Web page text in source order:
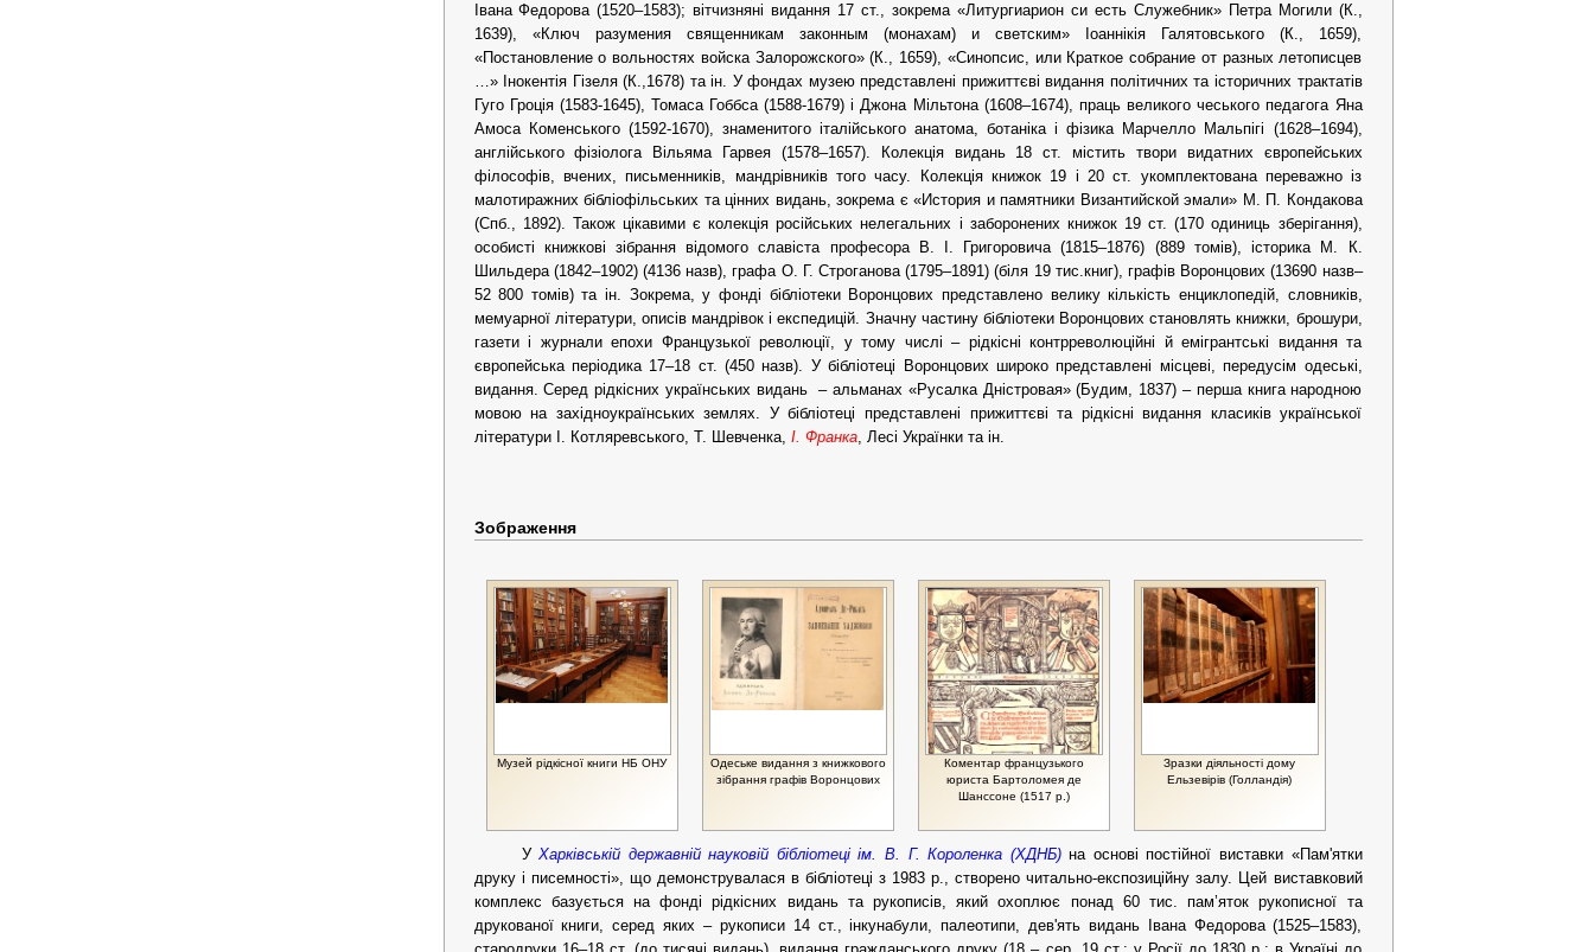
Івана Федорова (1520–1583); вітчизняні видання 17 ст., зокрема «Литургиарион си eсть Служебник» Петра Могили (К.,
1639), «Ключ разумения священникам законным (монахам) и светским» Іоаннікія Галятовського (К., 1659),
«Постановление о вольностях войска Залорожского» (К., 1659), «Синопсис, или Краткое собрание от разных летописцев
…» Інокентія Гізеля (К.,1678) та ін. У фондах музею представлені прижиттєві видання політичних та історичних трактатів
Гуго Гроція (1583-1645), Томаса Гоббса (1588-1679) і Джона Мільтона (1608–1674), праць великого чеського педагога Яна
Амоса Коменського (1592-1670), знаменитого італійського анатома, ботаніка і фізика Марчелло Мальпігі (1628–1694),
англійського фізіолога Вільяма Гарвея (1578–1657). Колекція видань 18 ст. містить твори видатних європейських
філософів, вчених, письменників, мандрівників того часу. Колекція книжок 19 і 20 ст. укомплектована переважно із
малотиражних бібліофільських та цінних видань, зокрема є «История и памятники Византийской эмали» М. П. Кондакова
(Спб., 1892). Також цікавими є колекція російських нелегальних і заборонених книжок 19 ст. (170 одиниць зберігання),
особисті книжкові зібрання відомого славіста професора В. І. Григоровича (1815–1876) (889 томів), історика М. К.
Шильдера (1842–1902) (4136 назв), графа О. Г. Строганова (1795–1891) (біля 19 тис.книг), графів Воронцових (13690 назв–
52 800 томів) та ін. Зокрема, у фонді бібліотеки Воронцових представлено велику кількість енциклопедій, словників,
мемуарної літератури, описів мандрівок і експедицій. Значну частину бібліотеки Воронцових становлять книжки, брошури,
газети і журнали епохи Французької революції, у тому числі – рідкісні контрреволюційні й емігрантські видання та
європейська періодика 17–18 ст. (450 назв). У бібліотеці Воронцових широко представлені місцеві, передусім одеські,
видання. Серед рідкісних українських видань – альманах «Русалка Дністровая» (Будим, 1837) – перша книга народною
мовою на західноукраїнських землях. У бібліотеці представлені прижиттєві та рідкісні видання класиків української
літератури І. Котляревського, Т. Шевченка, І. Франка, Лесі Українки та ін.
Зображення
Музей рідкісної книги НБ ОНУ
Одеське видання з книжкового
зібрання графів Воронцових
Коментар французького
юриста Бартоломея де
Шанссоне (1517 р.)
Зразки діяльності дому
Ельзевірів (Голландія)
УХарківській державній науковій бібліотеці ім. В. Г. Короленка (ХДНБ)на основі постійної виставки «Пам'ятки
друку і писемності», що демонструвалася в бібліотеці з 1983 р., створено читально-експозиційну залу. Цей виставковий
комплекс базується на фонді рідкісних видань та рукописів, який охоплює понад 60 тис. пам’яток рукописної та
друкованої книги, серед яких – рукописи 14 ст., інкунабули, палеотипи, дев'ять видань Івана Федорова (1525–1583),